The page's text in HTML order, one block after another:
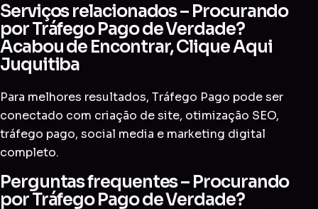
Serviços relacionados – Procurando
por Tráfego Pago de Verdade?
Acabou de Encontrar, Clique Aqui
Juquitiba
Para melhores resultados, Tráfego Pago pode ser
conectado com criação de site, otimização SEO,
tráfego pago, social media e marketing digital
completo.
Perguntas frequentes – Procurando
por Tráfego Pago de Verdade?